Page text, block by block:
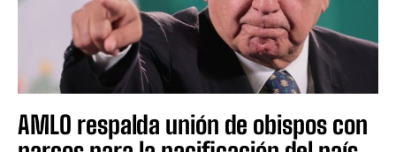
AMLO respalda unión de obispos con